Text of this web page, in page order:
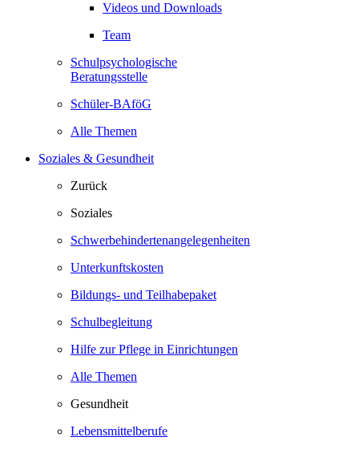
Videos und Downloads
Team
Schulpsychologische
Beratungsstelle
Schüler-BAföG
Alle Themen
Soziales & Gesundheit
Zurück
Soziales
Schwerbehindertenangelegenheiten
Unterkunftskosten
Bildungs- und Teilhabepaket
Schulbegleitung
Hilfe zur Pflege in Einrichtungen
Alle Themen
Gesundheit
Lebensmittelberufe